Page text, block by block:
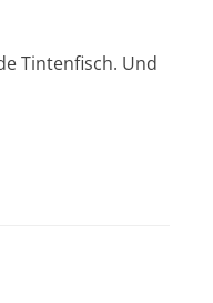
Tintenfisch. Und